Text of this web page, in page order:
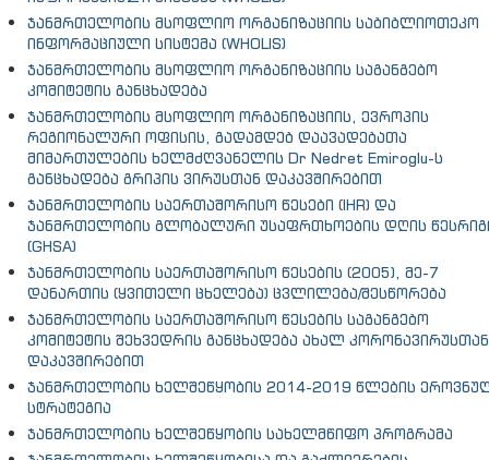
ჯანმრთელობის მსოფლიო ორგანიზაციის საბიბლიოთეკო
ინფორმაციული სისტემა (WHOLIS)
ჯანმრთელობის მსოფლიო ორგანიზაციის საგანგებო
კომიტეტის განცხადება
ჯანმრთელობის მსოფლიო ორგანიზაციის, ევროპის
რეგიონალური ოფისის, გადამდებ დაავადებათა
მიმართულების ხელმძღვანელის Dr Nedret Emiroglu-ს
განცხადება გრიპის ვირუსთან დაკავშირებით
ჯანმრთელობის საერთაშორისო წესები (IHR) და
ჯანმრთელობის გლობალური უსაფრთხოების დღის
(GHSA)
ჯანმრთელობის საერთაშორისო წესების (2005), მე-7
დანართის (ყვითელი ცხელება) ცვლილება/შესწორება
ჯანმრთელობის საერთაშორისო წესების საგანგებო
კომიტეტის შეხვედრის განცხადება ახალ კორონავირუსთან
დაკავშირებით
ჯანმრთელობის ხელშეწყობის 2014-2019 წლების
სტრატეგია
ჯანმრთელობის ხელშეწყობის სახელმწიფო პროგრამა